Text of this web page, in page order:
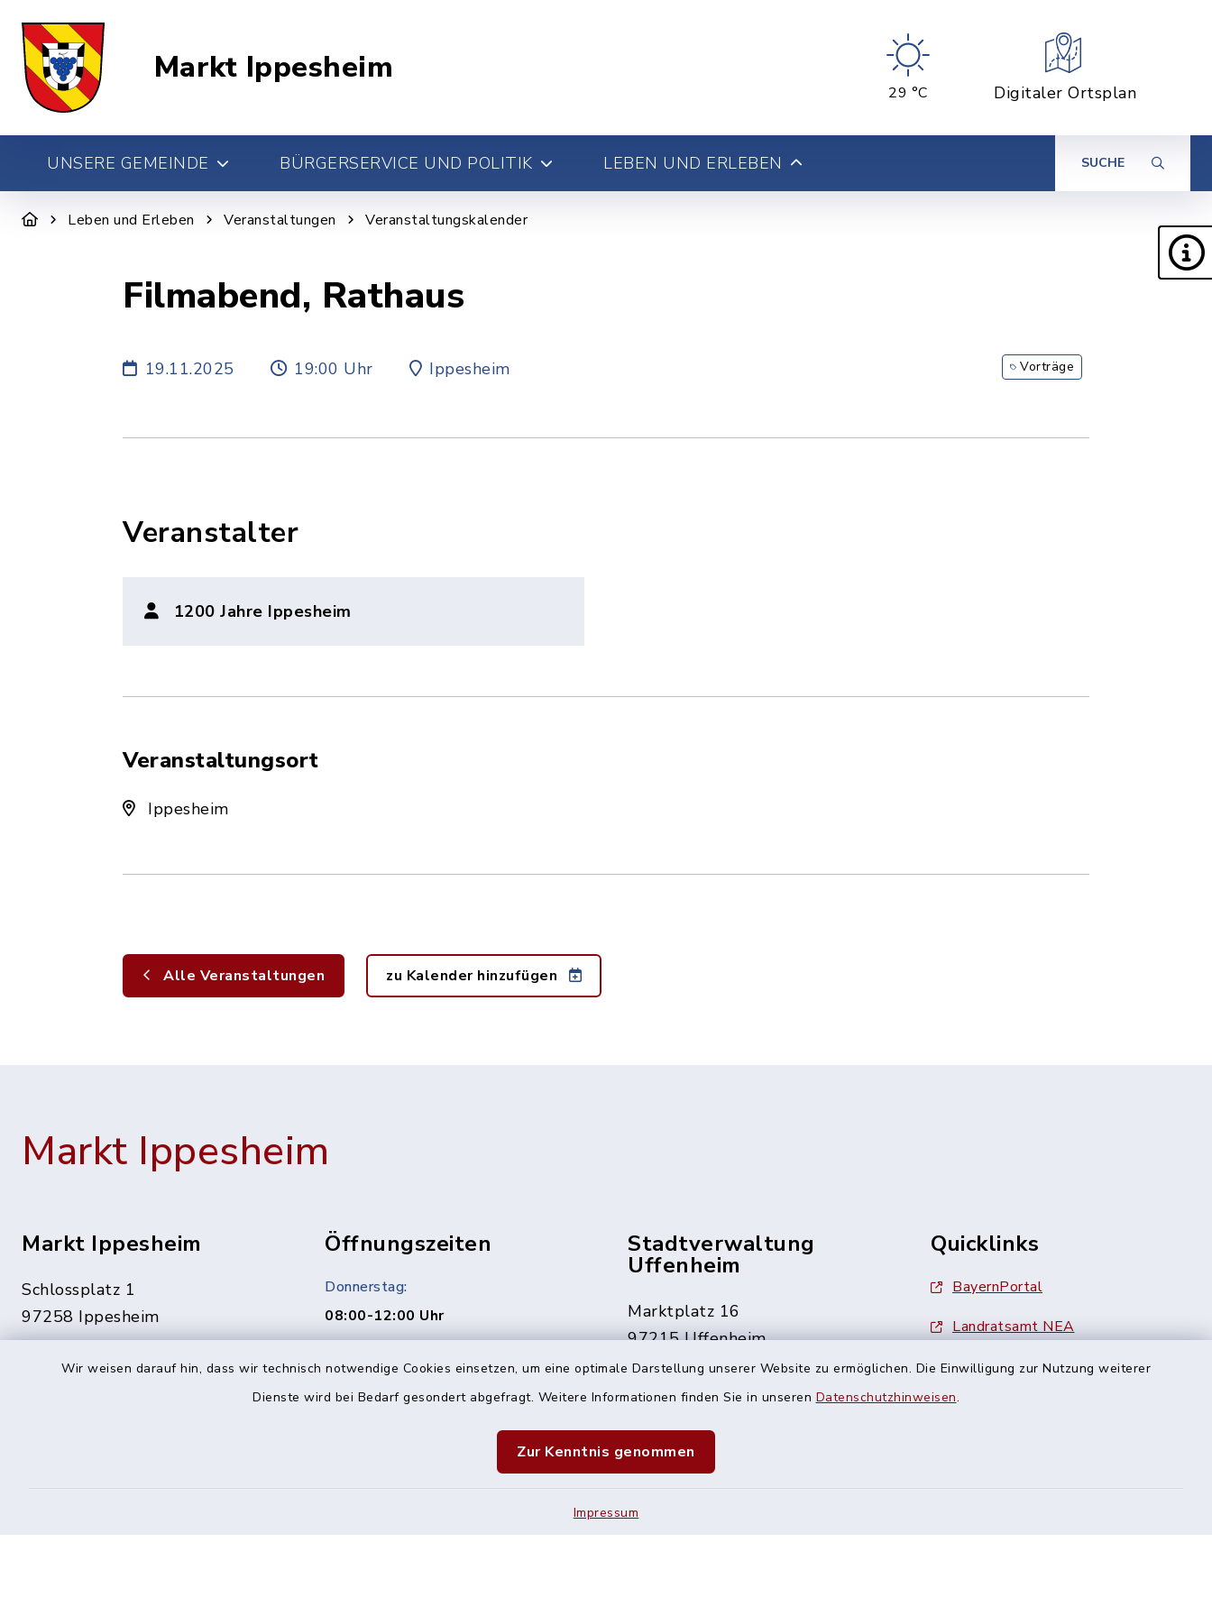
Wir weisen darauf hin, dass wir technisch notwendige Cookies einsetzen, um eine optimale Darstellung unserer Website zu ermöglichen. Die Einwilligung zur Nutzung weiterer
Dienste wird bei Bedarf gesondert abgefragt. Weitere Informationen finden Sie in unseren Datenschutzhinweisen.
Zur Kenntnis genommen
Impressum
Markt Ippesheim
29 °C Digitaler Ortsplan
UNSERE GEMEINDE BÜRGERSERVICE UND POLITIK LEBEN UND ERLEBEN SUCHE
Leben und Erleben Veranstaltungen Veranstaltungskalender
Filmabend, Rathaus
19.11.2025 19:00 Uhr Ippesheim Vorträge
Veranstalter
1200 Jahre Ippesheim
Veranstaltungsort
Ippesheim
Alle Veranstaltungen zu Kalender hinzufügen
Markt Ippesheim
Markt Ippesheim
Schlossplatz 1
97258 Ippesheim
Öffnungszeiten
Donnerstag:
08:00-12:00 Uhr
Vereinbarung.
In dringenden Fällen erreichbar
Stadtverwaltung
Uffenheim
Marktplatz 16
97215 Uffenheim
09842 207-0
09842 207-32
info@uffenheim.de
Quicklinks
BayernPortal
Landratsamt NEA
Finanzamt Uffenheim